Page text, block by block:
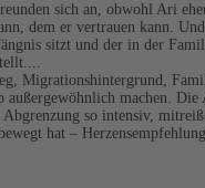
sich an, obwohl Ari
dem er vertrauen kann.
sitzt und der in der
Migrationshintergrund,
außergewöhnlich machen.
so intensiv,
hat –